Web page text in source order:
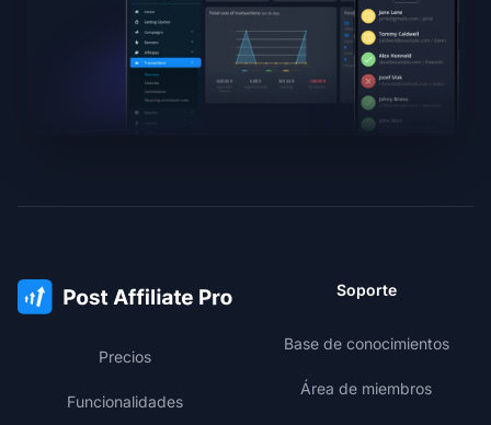
Precios
Funcionalidades
Soporte
Base de conocimientos
Área de miembros